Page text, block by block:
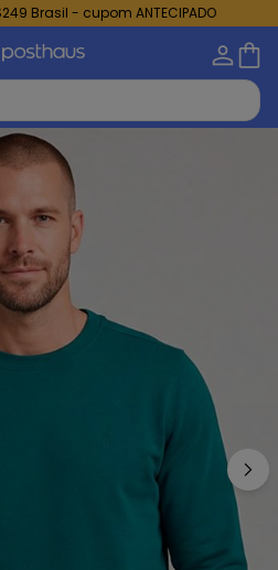
Brasil - cupom ANTECIPADO